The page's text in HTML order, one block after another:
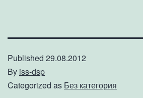
Published 29.08.2012
By iss-dsp
Categorized as Без категория